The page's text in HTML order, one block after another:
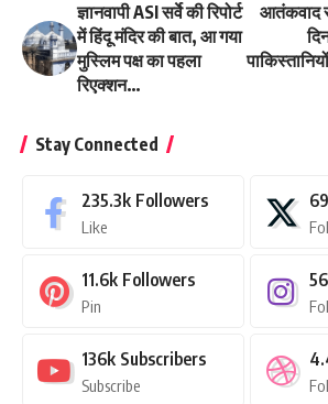
ज्ञानवापी ASI सर्वे की रिपोर्ट
में हिंदू मंदिर की बात, आ गया
मुस्लिम पक्ष का पहला
रिएक्शन…
आतंकवाद
Stay Connected
235.3k Followers
Like
11.6k Followers
Pin
136k Subscribers
Subscribe